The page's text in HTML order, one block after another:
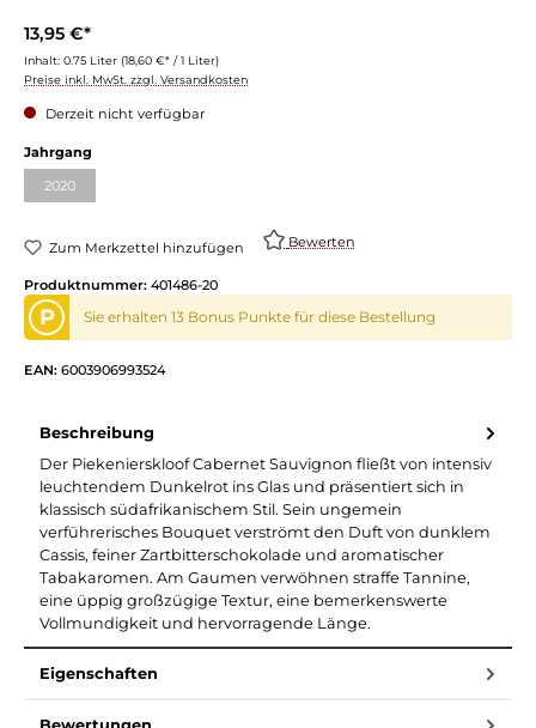
13,95 €*
Inhalt: 0.75 Liter (18,60 €* / 1 Liter)
Preise inkl. MwSt. zzgl. Versandkosten
Derzeit nicht verfügbar
Jahrgang
2020
Zum Merkzettel hinzufügen Bewerten
Produktnummer: 401486-20
P Sie erhalten 13 Bonus Punkte für diese Bestellung
EAN: 6003906993524
Beschreibung
Der Piekenierskloof Cabernet Sauvignon fließt von intensiv
leuchtendem Dunkelrot ins Glas und präsentiert sich in
klassisch südafrikanischem Stil. Sein ungemein
verführerisches Bouquet verströmt den Duft von dunklem
Cassis, feiner Zartbitterschokolade und aromatischer
Tabakaromen. Am Gaumen verwöhnen straffe Tannine,
eine üppig großzügige Textur, eine bemerkenswerte
Vollmundigkeit und hervorragende Länge.
Eigenschaften